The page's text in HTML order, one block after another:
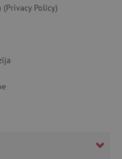
Policy)